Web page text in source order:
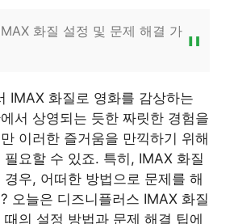
화질 설정 및 문제 해결 가
IMAX 화질로 영화를 감상하는
서 상영되는 듯한 짜릿한 경험을
이러한 즐거움을 만끽하기 위해
요할 수 있죠. 특히, IMAX 화질
우, 어떠한 방법으로 문제를 해
오늘은 디즈니플러스 IMAX 화질
의 설정 방법과 문제 해결 팁에